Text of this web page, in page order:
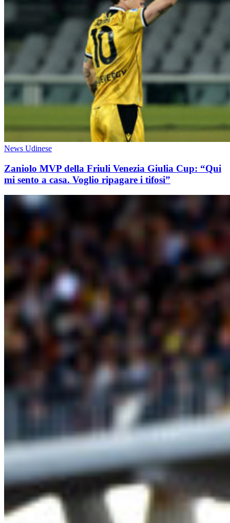
News Udinese
Zaniolo MVP della Friuli Venezia Giulia Cup: “Qui
mi sento a casa. Voglio ripagare i tifosi”